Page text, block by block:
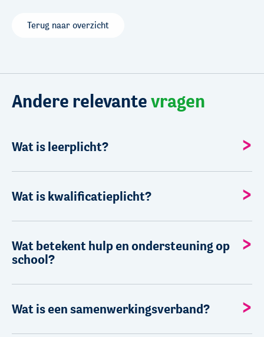
Terug naar overzicht
Andere relevantevragen
Wat is leerplicht?
Wat is kwalificatieplicht?
Wat betekent hulp en ondersteuning op
school?
Wat is een samenwerkingsverband?